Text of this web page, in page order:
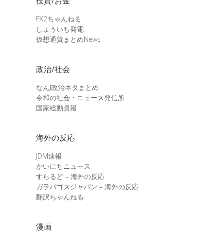
FX2ちゃんねる
しょういち発電
仮想通貨まとめNews
政治/社会
なんJ政治ネタまとめ
令和の社会・ニュース発信所
国家総動員報
海外の反応
JDM速報
かいにちニュース
すらるど – 海外の反応
ガラパゴスジャパン – 海外の反応
翻訳ちゃんねる
漫画